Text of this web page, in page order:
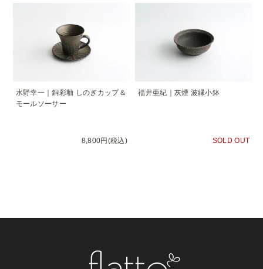
水野幸一｜銅彩釉 しのぎカップ＆
モールソーサー
8,800円(税込)
福井亜紀｜灰煙 波縁小鉢
SOLD OUT